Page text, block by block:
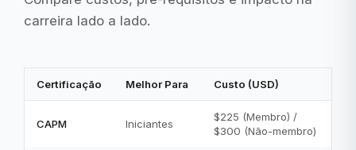
carreira lado a lado.
Certificação Melhor Para Custo (USD)
CAPM Iniciantes
$225 (Membro) /
$300 (Não-membro)